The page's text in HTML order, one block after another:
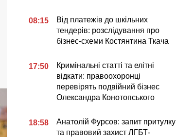
08:15
Від платежів до шкільних
тендерів: розслідування про
бізнес-схеми Костянтина Ткача
17:50
Кримінальні статті та елітні
відкати: правоохоронці
перевірять подвійний бізнес
Олександра Конотопського
18:58
Анатолій Фурсов: запит притулку
та правовий захист ЛГБТ-